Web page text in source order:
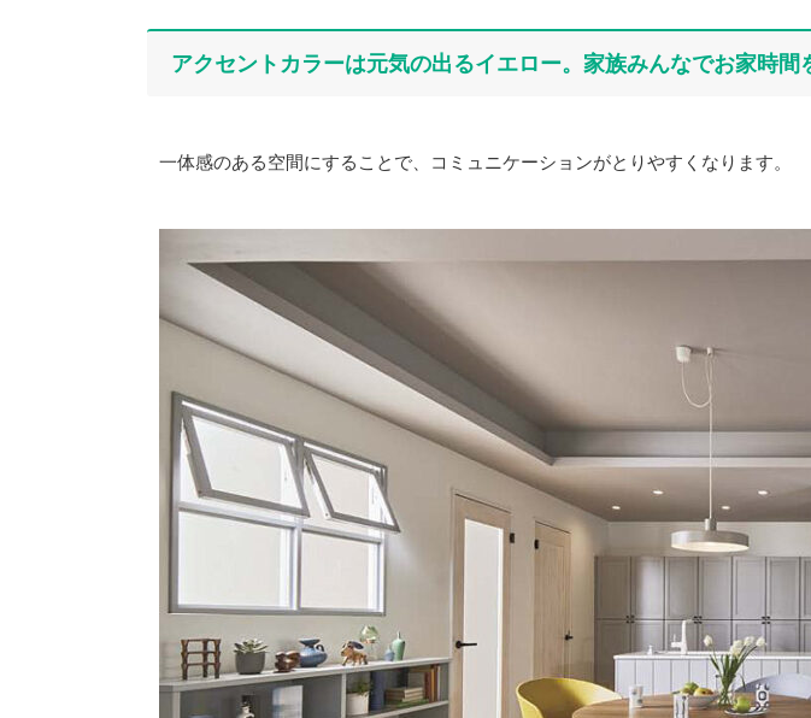
アクセントカラーは元気の出るイエロー。家族みんなでお家時間
一体感のある空間にすることで、コミュニケーションがとりやすくなります。